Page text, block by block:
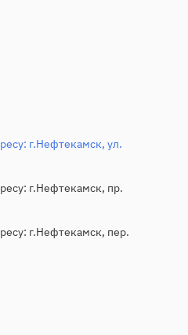
г.Нефтекамск, ул.
г.Нефтекамск, пр.
г.Нефтекамск, пер.